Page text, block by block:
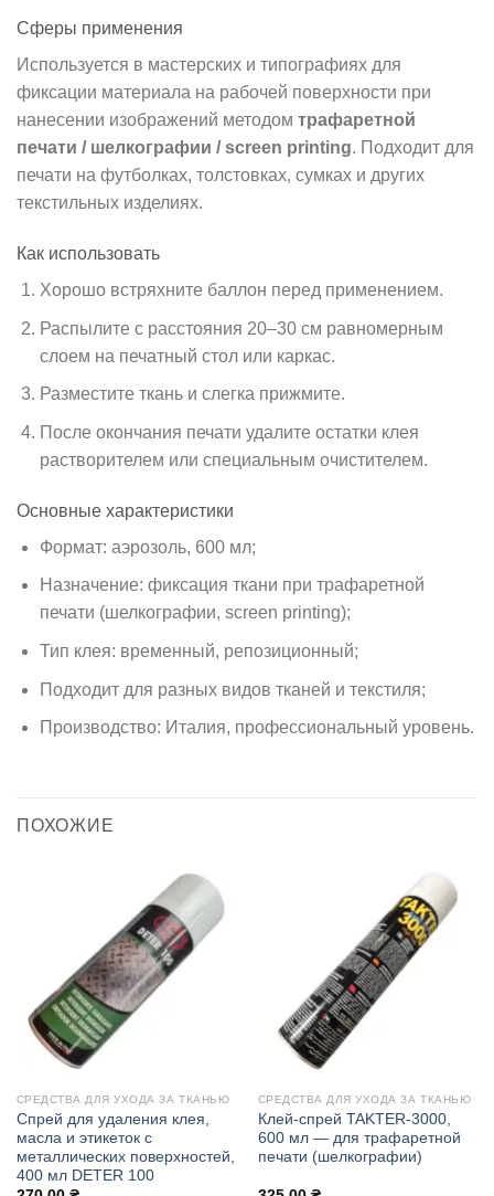
Сферы применения
Используется в мастерских и типографиях для
фиксации материала на рабочей поверхности при
нанесении изображений методом трафаретной
печати / шелкографии / screen printing. Подходит для
печати на футболках, толстовках, сумках и других
текстильных изделиях.
Как использовать
Хорошо встряхните баллон перед применением.
Распылите с расстояния 20–30 см равномерным
слоем на печатный стол или каркас.
Разместите ткань и слегка прижмите.
После окончания печати удалите остатки клея
растворителем или специальным очистителем.
Основные характеристики
Формат: аэрозоль, 600 мл;
Назначение: фиксация ткани при трафаретной
печати (шелкографии, screen printing);
Тип клея: временный, репозиционный;
Подходит для разных видов тканей и текстиля;
Производство: Италия, профессиональный уровень.
ПОХОЖИЕ
СРЕДСТВА ДЛЯ УХОДА ЗА ТКАНЬЮ
Спрей для удаления клея,
масла и этикеток с
металлических поверхностей,
400 мл DETER 100
СРЕДСТВА ДЛЯ УХОДА ЗА ТКАНЬЮ
Клей-спрей TAKTER-3000,
600 мл — для трафаретной
печати (шелкографии)